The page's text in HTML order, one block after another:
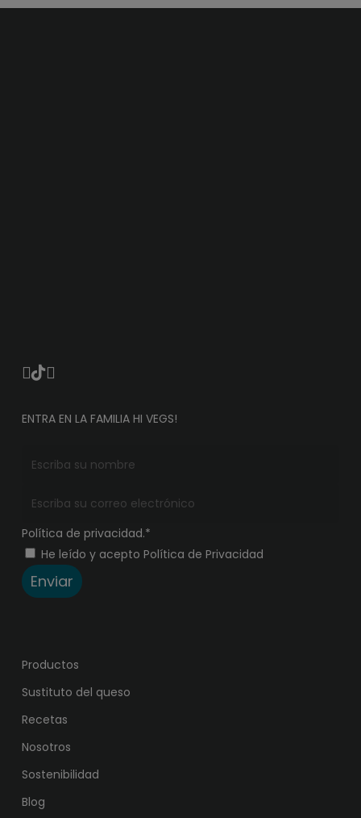
ENTRA EN LA FAMILIA HI VEGS!
Política de privacidad.*
He leído y acepto Política de Privacidad
Enviar
Productos
Sustituto del queso
Recetas
Nosotros
Sostenibilidad
Blog